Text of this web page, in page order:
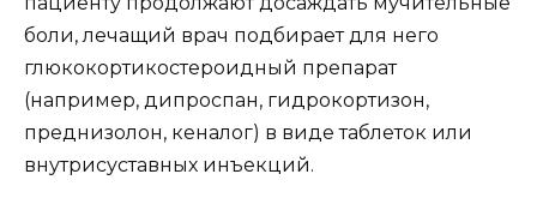
боли, лечащий врач подбирает для него
глюкокортикостероидный препарат
(например, дипроспан, гидрокортизон,
преднизолон, кеналог) в виде таблеток или
внутрисуставных инъекций.